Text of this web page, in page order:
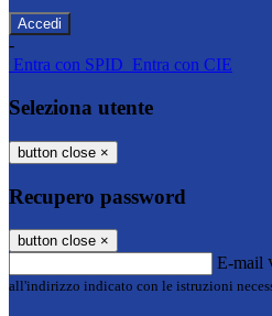
-
Entra con SPID Entra con CIE
Seleziona utente
button close ×
Recupero password
button close ×
E-mail
all'indirizzo indicato con le istruzioni